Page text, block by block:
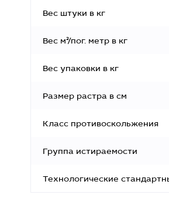
Вес штуки в кг
Вес м²/пог. метр в кг
Вес упаковки в кг
Размер растра в см
Класс противоскольжения
Группа истираемости
Технологические